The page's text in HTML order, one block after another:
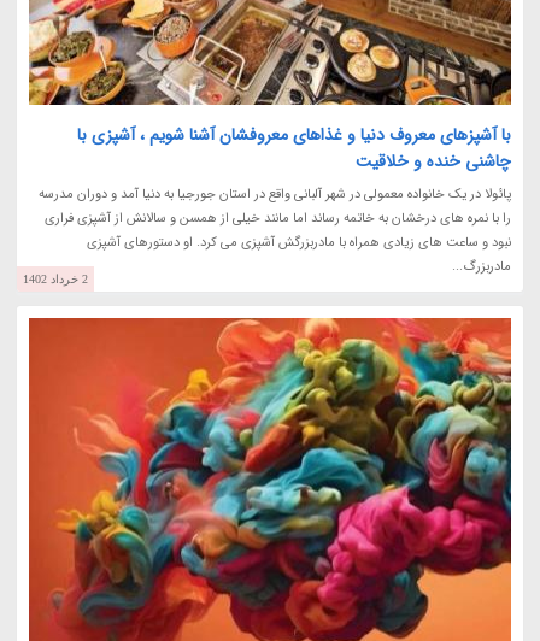
با آشپزهای معروف دنیا و غذاهای معروفشان آشنا شویم ، آشپزی با
چاشنی خنده و خلاقیت
پائولا در یک خانواده معمولی در شهر آلبانی واقع در استان جورجیا به دنیا آمد و دوران مدرسه
را با نمره های درخشان به خاتمه رساند اما مانند خیلی از همسن و سالانش از آشپزی فراری
نبود و ساعت های زیادی همراه با مادربزرگش آشپزی می کرد. او دستورهای آشپزی
مادربزرگ...
2 خرداد 1402